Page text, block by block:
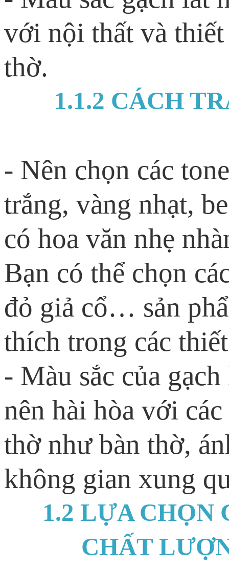
với nội thất và
thờ.
1.1.2 CÁCH
- Nên chọn các
trắng, vàng nhạt,
có hoa văn nhẹ
Bạn có thể chọn
đỏ giả cổ… sản
thích trong các
- Màu sắc của
nên hài hòa với
thờ như bàn thờ,
không gian xung
1.2 LỰA CHỌN
CHẤT